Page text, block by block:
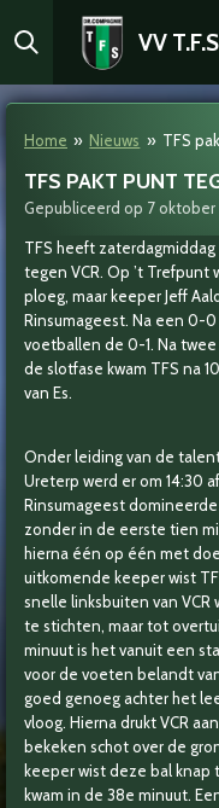
direct
de
VV
Home » Nieuws » TFS
TFS PAKT PUNT
Gepubliceerd op 7 oktober
TFS heeft
tegen VCR. Op ’t Trefpunt
ploeg, maar keeper Jeff
Rinsumageest. Na een 0-
voetballen de 0-1. Na
de slotfase kwam TFS na
van Es.
Onder leiding van de
Ureterp werd er om 14:30
Rinsumageest
zonder in de eerste tien
hierna één op één met
uitkomende keeper wist
snelle linksbuiten van
te stichten, maar tot
minuut is het vanuit een
voor de voeten belandt
goed genoeg achter het
vloog. Hierna drukt VCR
bekeken schot over de
keeper wist deze bal
kwam in de 38e minuut.